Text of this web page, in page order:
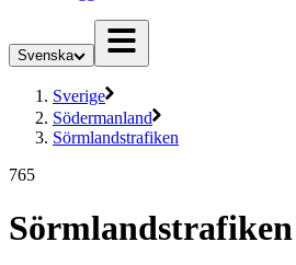
Svenska
Sverige
Södermanland
Sörmlandstrafiken
765
Sörmlandstrafiken